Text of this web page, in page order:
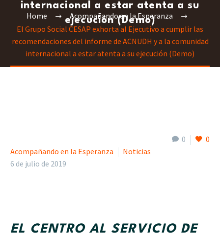
internacional a estar atenta a su
ejecución (Demo)
Home
Acompañando en la Esperanza
El Grupo Social CESAP exhorta al Ejecutivo a cumplir las
recomendaciones del informe de ACNUDH y a la comunidad
internacional a estar atenta a su ejecución (Demo)
0
0
Acompañando en la Esperanza
Noticias
6 de julio de 2019
EL CENTRO AL SERVICIO DE